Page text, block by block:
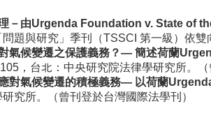
－由Urgenda Foundation v. State of
題與研究」季刊（TSSCI 第一級）依雙
氣候變遷之保護義務？— 簡述荷蘭
，台北：中央研究院法律學研究所。（
對氣候變遷的積極義務— 以荷蘭
究所。（曾刊登於台灣國際法學刊）